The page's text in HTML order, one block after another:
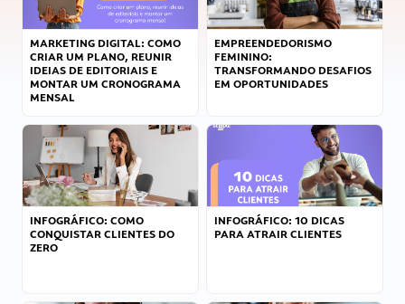
MARKETING DIGITAL: COMO
CRIAR UM PLANO, REUNIR
IDEIAS DE EDITORIAIS E
MONTAR UM CRONOGRAMA
MENSAL
EMPREENDEDORISMO
FEMININO:
TRANSFORMANDO DESAFIOS
EM OPORTUNIDADES
INFOGRÁFICO: COMO
CONQUISTAR CLIENTES DO
ZERO
INFOGRÁFICO: 10 DICAS
PARA ATRAIR CLIENTES